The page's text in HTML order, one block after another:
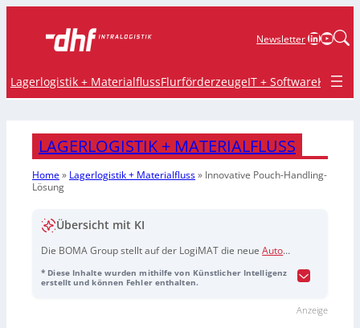
NewsletterLinkedIn
Lagerlogistik + MaterialflussFlurförderzeugeIT + SoftwareKrane
LAGERLOGISTIK + MATERIALFLUSS
Home» Lagerlogistik + Materialfluss» Innovative Pouch-Handling-
Lösung
Übersicht mit KI
Die BOMA Group stellt auf der LogiMAT die neueAuto-
Technologie ermöglicht ein vollautomatisches,
* Diese Inhalte wurden mithilfe von Künstlicher Intelligenz
erstellt und können Fehler enthalten.
Anzeige